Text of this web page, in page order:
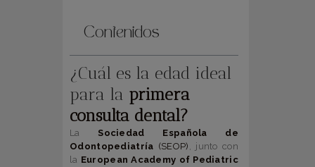
Contenidos
¿Cuál es la edad ideal
para la primera
consulta dental?
La Sociedad Española de
Odontopediatría (SEOP) , junto con
la European Academy of Pediatric